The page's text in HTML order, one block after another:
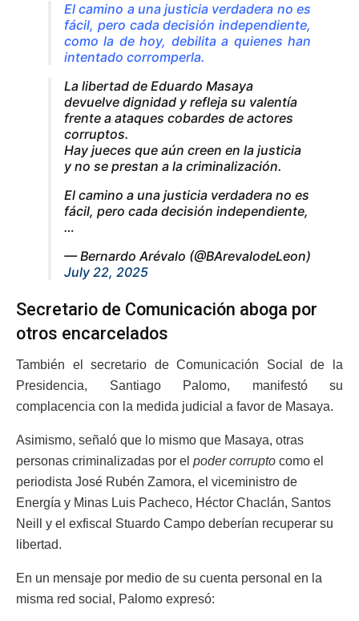
El camino a una justicia verdadera no es
fácil, pero cada decisión independiente,
como la de hoy, debilita a quienes han
intentado corromperla.
La libertad de Eduardo Masaya
devuelve dignidad y refleja su valentía
frente a ataques cobardes de actores
corruptos.
Hay jueces que aún creen en la justicia
y no se prestan a la criminalización.
El camino a una justicia verdadera no es
fácil, pero cada decisión independiente,
…
— Bernardo Arévalo (@BArevalodeLeon)
July 22, 2025
Secretario de Comunicación aboga por
otros encarcelados
También el secretario de Comunicación Social de la
Presidencia, Santiago Palomo, manifestó su
complacencia con la medida judicial a favor de Masaya.
Asimismo, señaló que lo mismo que Masaya, otras
personas criminalizadas por el poder corrupto como el
periodista José Rubén Zamora, el viceministro de
Energía y Minas Luis Pacheco, Héctor Chaclán, Santos
Neill y el exfiscal Stuardo Campo deberían recuperar su
libertad.
En un mensaje por medio de su cuenta personal en la
misma red social, Palomo expresó: